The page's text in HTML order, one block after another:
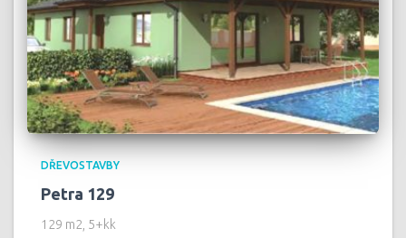
DŘEVOSTAVBY
Petra 129
129 m2, 5+kk